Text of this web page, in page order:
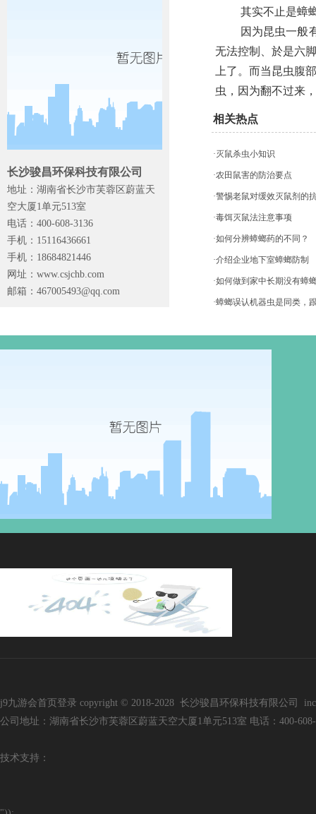
长沙骏昌环保科技有限公司
地址：湖南省长沙市芙蓉区蔚蓝天
空大厦1单元513室
电话：400-608-3136
手机：15116436661
手机：18684821446
网址：www.csjchb.com
邮箱： 467005493@qq.com
其实不止是蟑螂
因为昆虫一般有
无法控制、於是六
上了。而当昆虫腹
虫，因为翻不过来
相关热点
·灭鼠杀虫小知识
·农田鼠害的防治要点
·警惕老鼠对缓效灭鼠剂的
·毒饵灭鼠法注意事项
·如何分辨蟑螂药的不同？
·介绍企业地下室蟑螂防制
·如何做到家中长期没有蟑
·蟑螂误认机器虫是同类，
j9九游会首页登录 copyright © 2018-2028 长沙骏昌环保科技有限公司
公司地址：湖南省长沙市芙蓉区蔚蓝天空大厦1单元513室 电话：400-
技术支持：